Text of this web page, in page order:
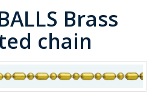
Brass
chain